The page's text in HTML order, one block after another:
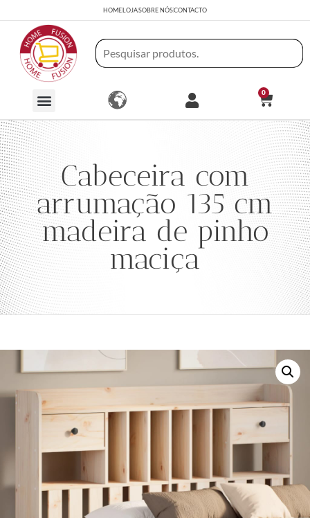
HOMELOJASOBRE NÓSCONTACTO
0
Cabeceira com
arrumação 135 cm
madeira de pinho
maciça